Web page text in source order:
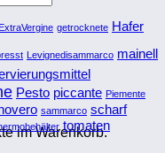
im Warenkorb.
ExtraVergine getrocknete Hafer
Levignedisammarco mainell
Pesto piccante Piemente
sammarco scharf
tomaten